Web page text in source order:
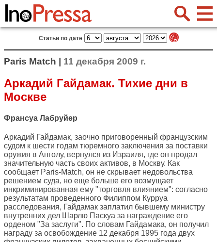
Статьи по дате
Paris Match | 11 декабря 2009 г.
Аркадий Гайдамак. Тихие дни в
Москве
Франсуа Лабруйер
Аркадий Гайдамак, заочно приговоренный французским
судом к шести годам тюремного заключения за поставки
оружия в Анголу, вернулся из Израиля, где он продал
значительную часть своих активов, в Москву. Как
сообщает Paris-Match, он не скрывает недовольства
решением суда, но еще больше его возмущает
инкриминированная ему "торговля влиянием": согласно
результатам проведенного Филиппом Курруа
расследования, Гайдамак заплатил бывшему министру
внутренних дел Шарлю Паскуа за награждение его
орденом "За заслуги". По словам Гайдамака, он получил
награду за освобождение 12 декабря 1995 года двух